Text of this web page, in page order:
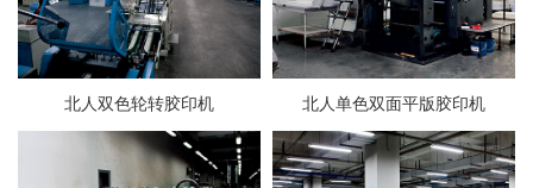
北人双色轮转胶印机 北人单色双面平版胶印机